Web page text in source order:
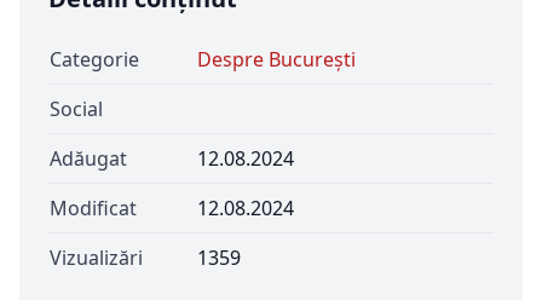
Categorie
Despre București
Social
Adăugat
12.08.2024
Modificat
12.08.2024
Vizualizări
1359